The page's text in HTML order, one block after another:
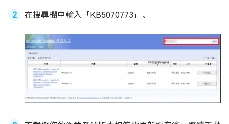
在搜尋欄中輸入「KB5070773」。